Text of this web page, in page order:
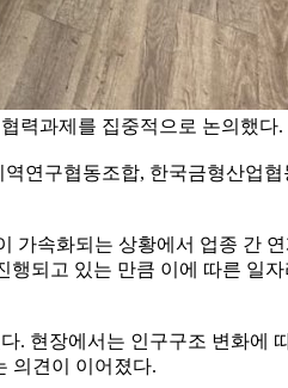
력과제를 집중적으로 논의했다.
연구협동조합, 한국금형산업
가속화되는 상황에서 업종 간
되고 있는 만큼 이에 따른 일
. 현장에서는 인구구조 변화에
의견이 이어졌다.